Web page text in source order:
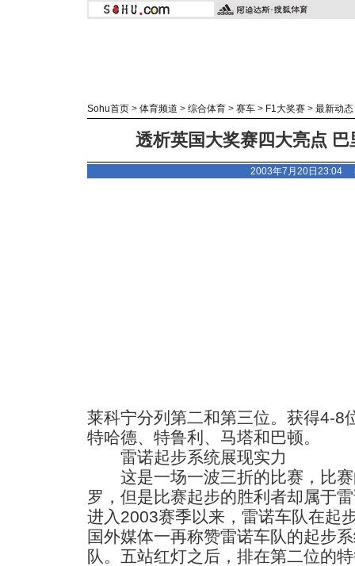
Sohu首页 > 体育频道 > 综合体育 > 赛车 > F1大奖赛 > 最新动态
透析英国大奖赛四大亮点
2003年7月20日23:04
莱科宁分列第二和第三位。获得4-8
特哈德、特鲁利、马塔和巴顿。
雷诺起步系统展现实力
这是一场一波三折的比赛，比赛
罗，但是比赛起步的胜利者却属于
进入2003赛季以来，雷诺车队在起
国外媒体一再称赞雷诺车队的起步
队。五站红灯之后，排在第二位的